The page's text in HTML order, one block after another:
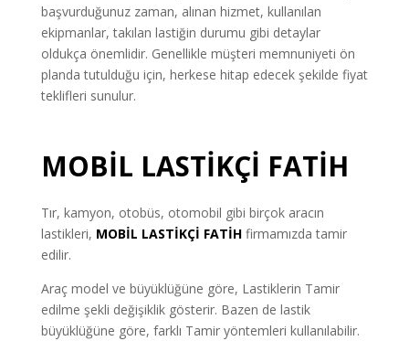
başvurduğunuz zaman, alınan hizmet, kullanılan
ekipmanlar, takılan lastiğin durumu gibi detaylar
oldukça önemlidir. Genellikle müşteri memnuniyeti ön
planda tutulduğu için, herkese hitap edecek şekilde fiyat
teklifleri sunulur.
MOBİL LASTİKÇİ FATİH
Tır, kamyon, otobüs, otomobil gibi birçok aracın
lastikleri, MOBİL LASTİKÇİ FATİH firmamızda tamir
edilir.
Araç model ve büyüklüğüne göre, Lastiklerin Tamir
edilme şekli değişiklik gösterir. Bazen de lastik
büyüklüğüne göre, farklı Tamir yöntemleri kullanılabilir.